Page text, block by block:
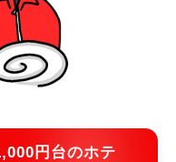
円台のホテ